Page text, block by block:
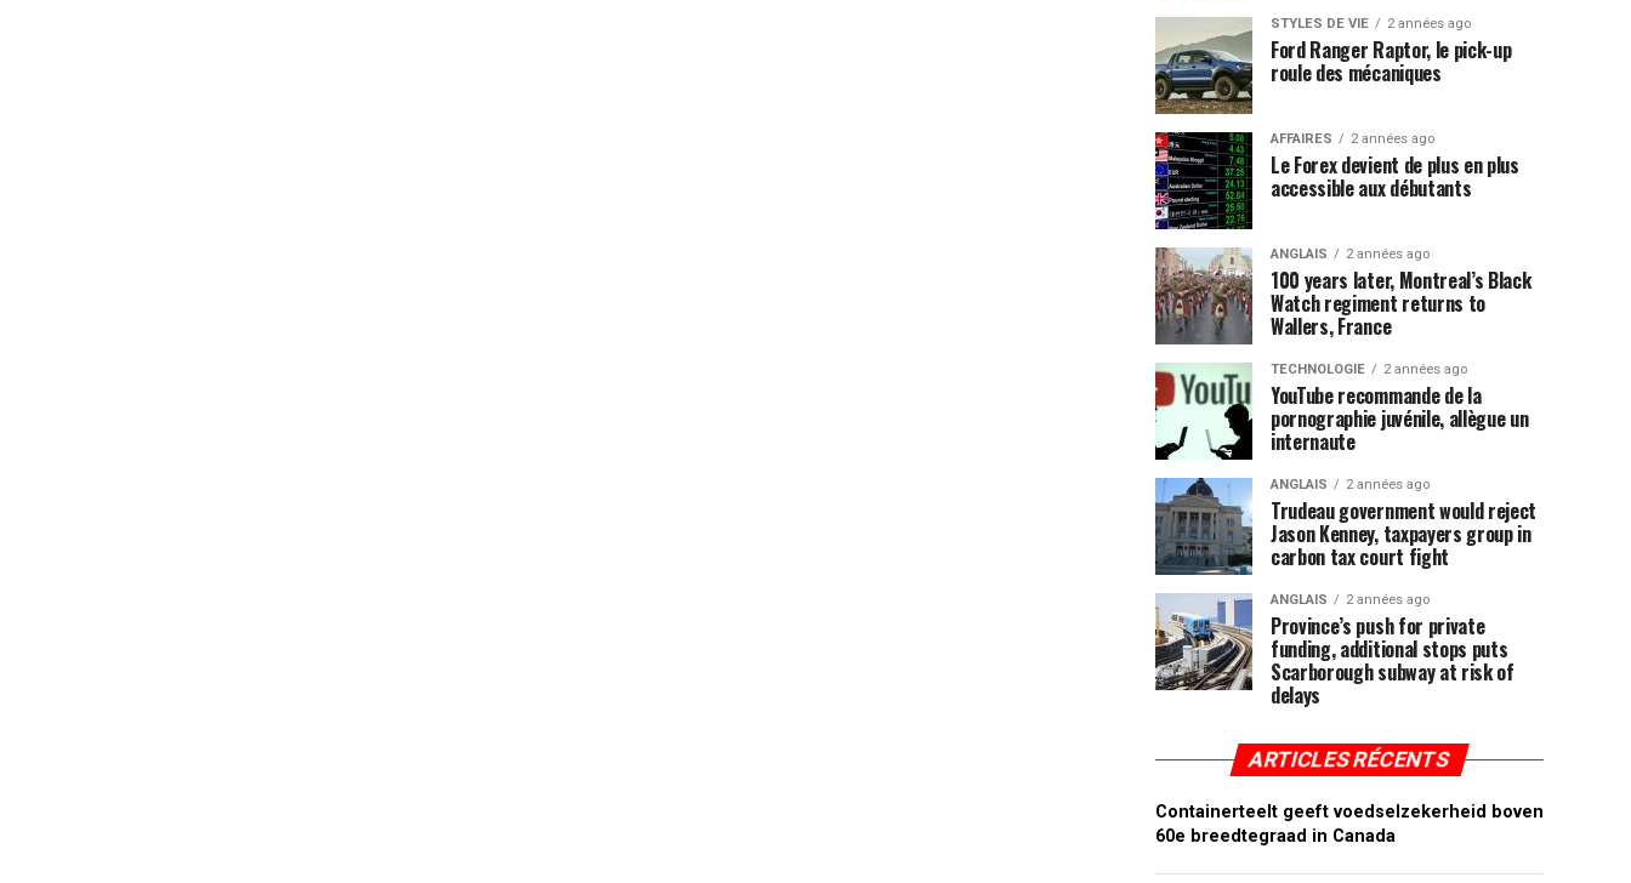
STYLES DE VIE 2 années ago
Ford Ranger Raptor, le pick-up
roule des mécaniques
AFFAIRES 2 années ago
Le Forex devient de plus en plus
accessible aux débutants
ANGLAIS 2 années ago
100 years later, Montreal’s Black
Watch regiment returns to
Wallers, France
TECHNOLOGIE 2 années ago
YouTube recommande de la
pornographie juvénile, allègue un
internaute
ANGLAIS 2 années ago
Trudeau government would reject
Jason Kenney, taxpayers group in
carbon tax court fight
ANGLAIS 2 années ago
Province’s push for private
funding, additional stops puts
Scarborough subway at risk of
delays
ARTICLES RÉCENTS
Containerteelt geeft voedselzekerheid boven
60e breedtegraad in Canada